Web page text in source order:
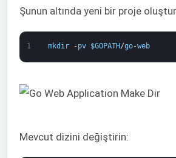
Şunun altında yeni bir proje
1 mkdir -pv $GOPATH/go-web
Mevcut dizini değiştirin: